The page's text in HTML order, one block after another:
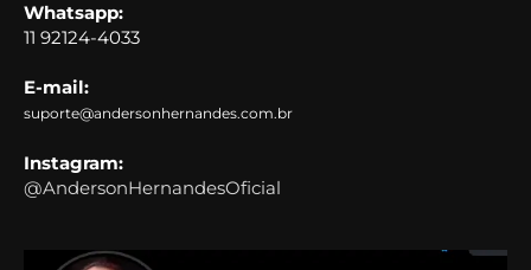
Whatsapp:
11 92124-4033
E-mail:
suporte@andersonhernandes.com.br
Instagram:
@AndersonHernandesOficial